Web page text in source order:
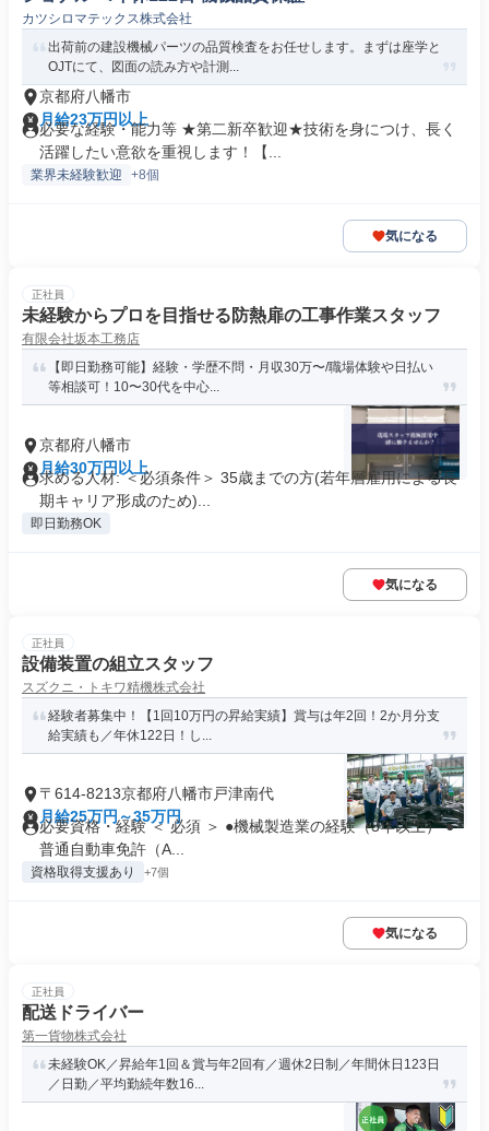
カツシロマテックス株式会社
出荷前の建設機械パーツの品質検査をお任せします。まずは座学と
OJTにて、図面の読み方や計測...
京都府八幡市
月給23万円以上
必要な経験・能力等 ★第二新卒歓迎★技術を身につけ、長く
活躍したい意欲を重視します！【...
業界未経験歓迎 +8個
気になる
正社員
未経験からプロを目指せる防熱扉の工事作業スタッフ
有限会社坂本工務店
【即日勤務可能】経験・学歴不問・月収30万〜/職場体験や日払い
等相談可！10〜30代を中心...
京都府八幡市
月給30万円以上
求める人材: ＜必須条件＞ 35歳までの方(若年層雇用による長
期キャリア形成のため)...
即日勤務OK
気になる
正社員
設備装置の組立スタッフ
スズクニ・トキワ精機株式会社
経験者募集中！【1回10万円の昇給実績】賞与は年2回！2か月分支
給実績も／年休122日！し...
〒614-8213京都府八幡市戸津南代
月給25万円～35万円
必要資格・経験 ＜ 必須 ＞ ●機械製造業の経験（3年以上） ●
普通自動車免許（A...
資格取得支援あり +7個
気になる
正社員
配送ドライバー
第一貨物株式会社
未経験OK／昇給年1回＆賞与年2回有／週休2日制／年間休日123日
／日勤／平均勤続年数16...